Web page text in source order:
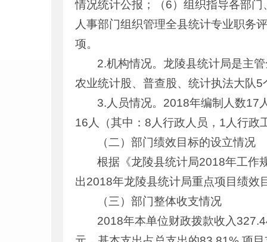
情况统计公报；（6）组织指导各部
人事部门组织管理全县统计专业职务
项。
2.机构情况。龙陵县统计局是主
农业统计股、普查股、统计执法大队
3.人员情况。2018年编制人数17
16人（其中：8人行政人员，1人行政
（二）部门绩效目标的设立情况
根据《龙陵县统计局2018年工作
出2018年龙陵县统计局重点项目绩效
（三）部门整体收支情况
2018年本单位财政拨款收入